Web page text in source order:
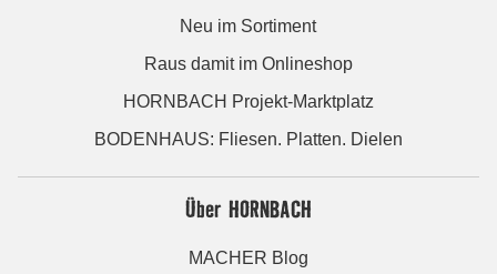
Neu im Sortiment
Raus damit im Onlineshop
HORNBACH Projekt-Marktplatz
BODENHAUS: Fliesen. Platten. Dielen
Über HORNBACH
MACHER Blog